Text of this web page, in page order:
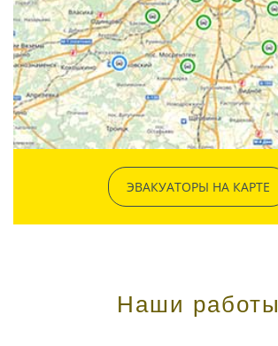
ЭВАКУАТОРЫ НА КАРТЕ
Наши работы